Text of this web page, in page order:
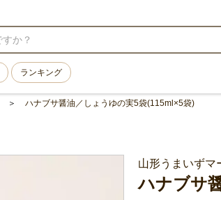
ランキング
ハナブサ醤油／しょうゆの実5袋(115ml×5袋)
山形うまいずマ
ハナブサ